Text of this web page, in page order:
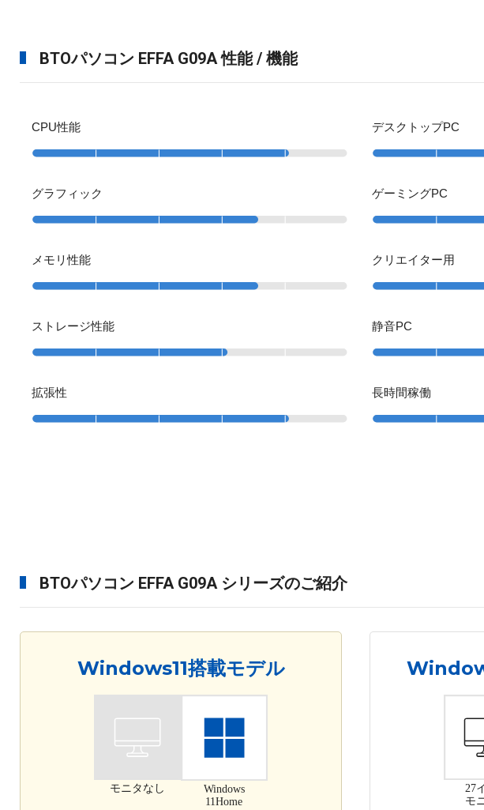
BTOパソコン EFFA G09A 性能 / 機能
CPU性能
グラフィック
メモリ性能
ストレージ性能
拡張性
デスクトップPC
ゲーミングPC
クリエイター用
静音PC
長時間稼働
BTOパソコン EFFA G09A シリーズのご紹介
Windows11搭載モデル
モニタなし
Windows
11Home
27
モ